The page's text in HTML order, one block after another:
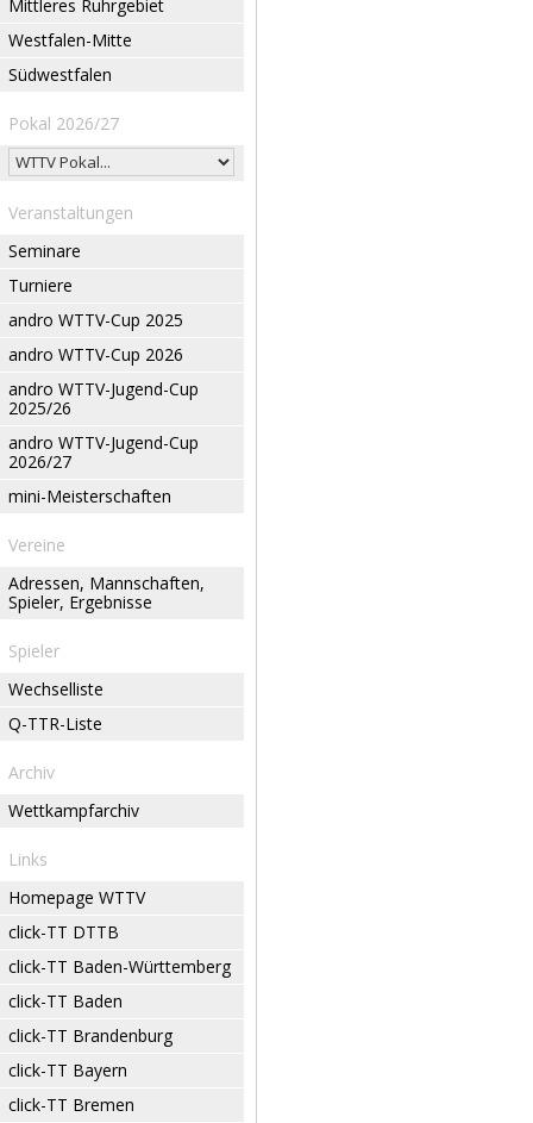
Mittleres Ruhrgebiet
Westfalen-Mitte
Südwestfalen
Pokal 2026/27
Veranstaltungen
Seminare
Turniere
andro WTTV-Cup 2025
andro WTTV-Cup 2026
andro WTTV-Jugend-Cup
2025/26
andro WTTV-Jugend-Cup
2026/27
mini-Meisterschaften
Vereine
Adressen, Mannschaften,
Spieler, Ergebnisse
Spieler
Wechselliste
Q-TTR-Liste
Archiv
Wettkampfarchiv
Links
Homepage WTTV
click-TT DTTB
click-TT Baden-Württemberg
click-TT Baden
click-TT Brandenburg
click-TT Bayern
click-TT Bremen